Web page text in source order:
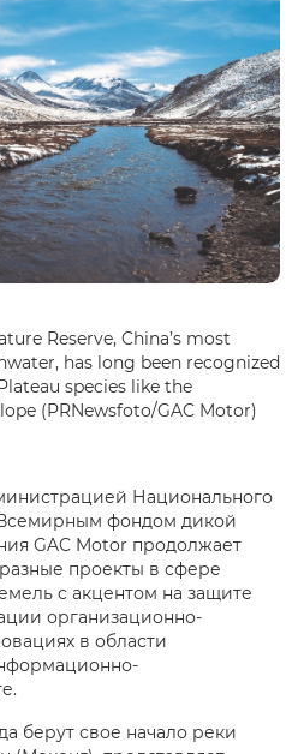
Reserve, China’s most
has long been recognized
species like the
(PRNewsfoto/GAC Motor)
Национального
фондом дикой
GAC Motor продолжает
проекты в сфере
с акцентом на защите
организационно-
в области
берут свое начало реки